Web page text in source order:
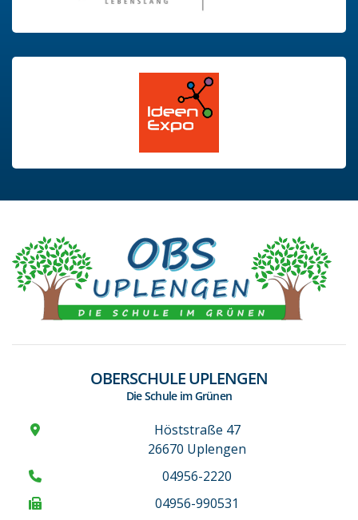
OBERSCHULE UPLENGEN
Die Schule im Grünen
Höststraße 47
26670 Uplengen
04956-2220
04956-990531